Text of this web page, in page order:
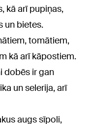
kā arī pupiņas,
un bietes.
tomātiem,
kā arī kāpostiem.
dobēs ir gan
un selerija, arī
augs sīpoli,